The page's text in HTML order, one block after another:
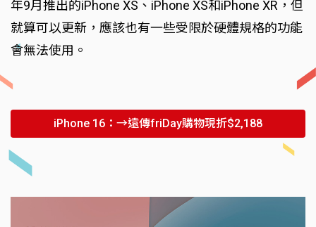
年9月推出的iPhone XS、iPhone XS和iPhone XR，但
就算可以更新，應該也有一些受限於硬體規格的功能
會無法使用。
iPhone 16：→遠傳friDay購物現折$2,188